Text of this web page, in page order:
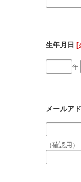
生年月日 [
年
メールア
（確認用）